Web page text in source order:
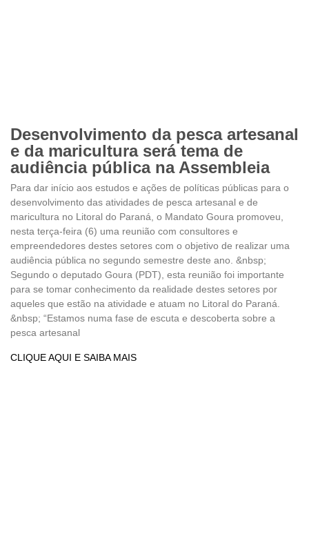
Desenvolvimento da pesca artesanal
e da maricultura será tema de
audiência pública na Assembleia
Para dar início aos estudos e ações de políticas públicas para o
desenvolvimento das atividades de pesca artesanal e de
maricultura no Litoral do Paraná, o Mandato Goura promoveu,
nesta terça-feira (6) uma reunião com consultores e
empreendedores destes setores com o objetivo de realizar uma
audiência pública no segundo semestre deste ano. &nbsp;
Segundo o deputado Goura (PDT), esta reunião foi importante
para se tomar conhecimento da realidade destes setores por
aqueles que estão na atividade e atuam no Litoral do Paraná.
&nbsp; “Estamos numa fase de escuta e descoberta sobre a
pesca artesanal
CLIQUE AQUI E SAIBA MAIS